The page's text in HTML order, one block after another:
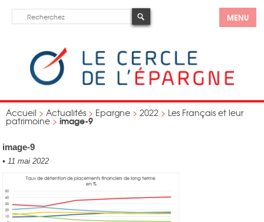
MENU
Accueil > Actualités > Epargne > 2022 > Les Français et leur
patrimoine > image-9
image-9
• 11 mai 2022